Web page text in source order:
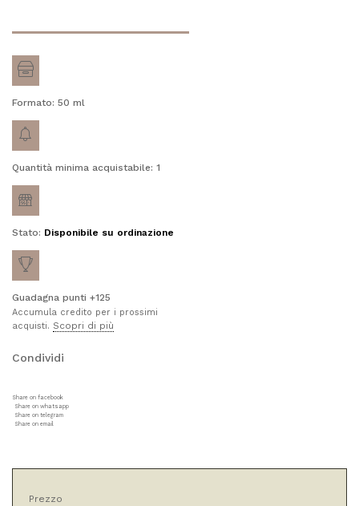
Formato: 50 ml
Quantità minima acquistabile: 1
Stato: Disponibile su ordinazione
Guadagna punti +125
Accumula credito per i prossimi
acquisti. Scopri di più
Condividi
Share on facebook
Share on whatsapp
Share on telegram
Share on email
Prezzo